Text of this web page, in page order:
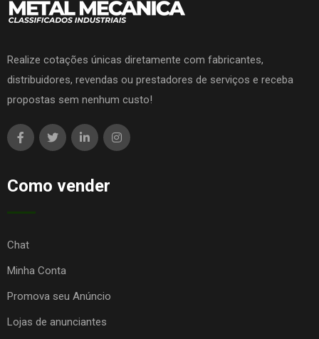
Realize cotações únicas diretamente com fabricantes,
distribuidores, revendas ou prestadores de serviços e receba
propostas sem nenhum custo!
Como vender
Chat
Minha Conta
Promova seu Anúncio
Lojas de anunciantes